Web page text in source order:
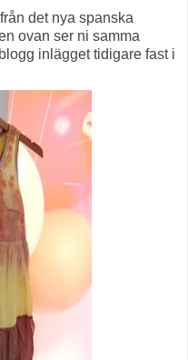
det nya spanska
ovan ser ni samma
inlägget tidigare fast i